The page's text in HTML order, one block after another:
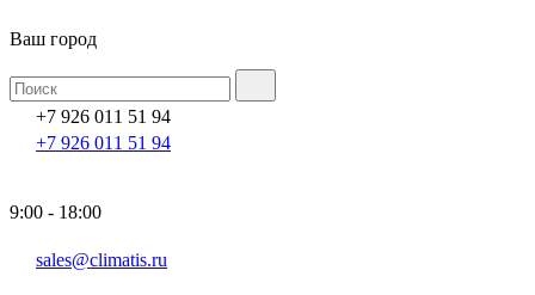
Ваш город
+7 926 011 51 94
+7 926 011 51 94
9:00 - 18:00
sales@climatis.ru